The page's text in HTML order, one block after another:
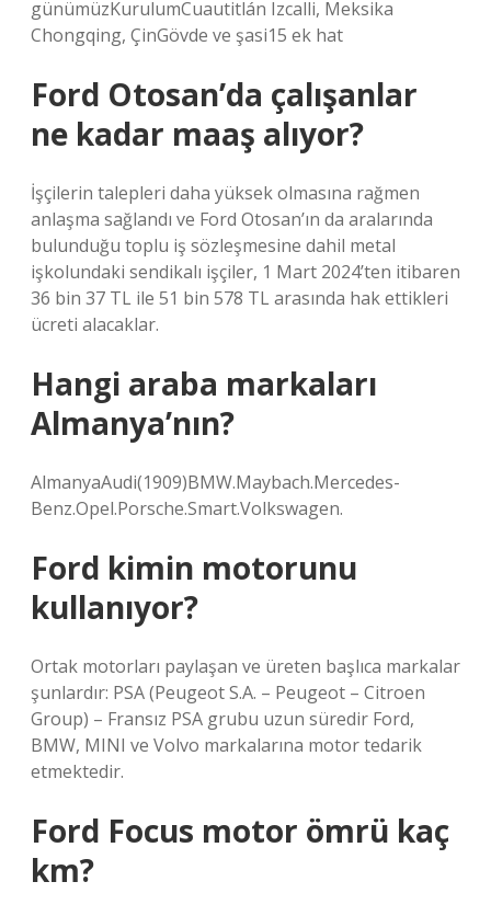
günümüzKurulumCuautitlán Izcalli, Meksika
Chongqing, ÇinGövde ve şasi15 ek hat
Ford Otosan’da çalışanlar
ne kadar maaş alıyor?
İşçilerin talepleri daha yüksek olmasına rağmen
anlaşma sağlandı ve Ford Otosan’ın da aralarında
bulunduğu toplu iş sözleşmesine dahil metal
işkolundaki sendikalı işçiler, 1 Mart 2024’ten itibaren
36 bin 37 TL ile 51 bin 578 TL arasında hak ettikleri
ücreti alacaklar.
Hangi araba markaları
Almanya’nın?
AlmanyaAudi(1909)BMW.Maybach.Mercedes-
Benz.Opel.Porsche.Smart.Volkswagen.
Ford kimin motorunu
kullanıyor?
Ortak motorları paylaşan ve üreten başlıca markalar
şunlardır: PSA (Peugeot S.A. – Peugeot – Citroen
Group) – Fransız PSA grubu uzun süredir Ford,
BMW, MINI ve Volvo markalarına motor tedarik
etmektedir.
Ford Focus motor ömrü kaç
km?